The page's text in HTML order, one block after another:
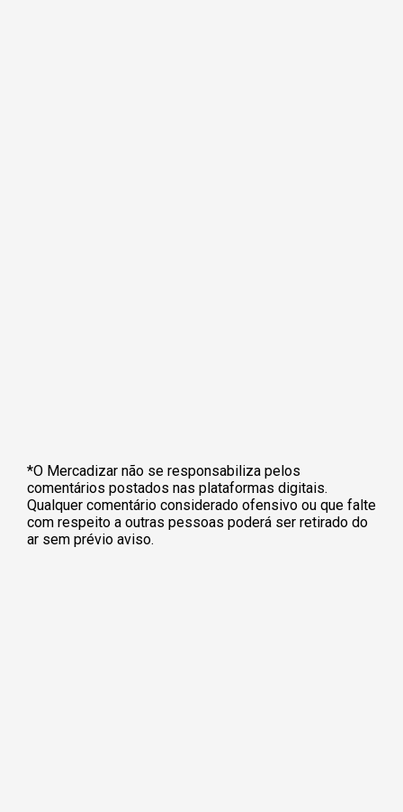
*O Mercadizar não se responsabiliza pelos
comentários postados nas plataformas digitais.
Qualquer comentário considerado ofensivo ou que falte
com respeito a outras pessoas poderá ser retirado do
ar sem prévio aviso.